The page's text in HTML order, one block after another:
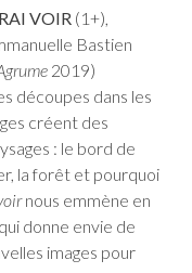
VOIR (1+),
Bastien
2019)
découpes dans les
créent des
: le bord de
la forêt et pourquoi
nous emmène en
donne envie de
images pour